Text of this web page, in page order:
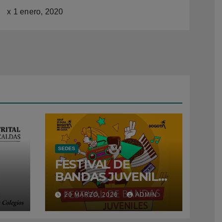
x 1 enero, 2020
SEDES
FESTIVAL DE
BANDAS JUVENILES
– 2026
20 MARZO, 2026 ADMIN